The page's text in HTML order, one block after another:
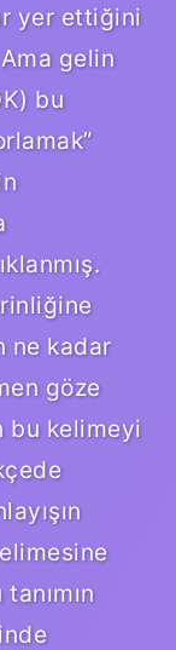
yer ettiğini
gelin
bu
ne kadar
göze
bu kelimeyi